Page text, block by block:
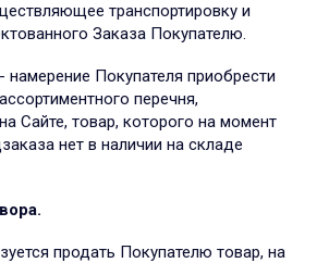
транспортировку и
Заказа Покупателю.
- намерение Покупателя приобрести
перечня,
Сайте, товар, которого на момент
нет в наличии на складе
продать Покупателю товар, на